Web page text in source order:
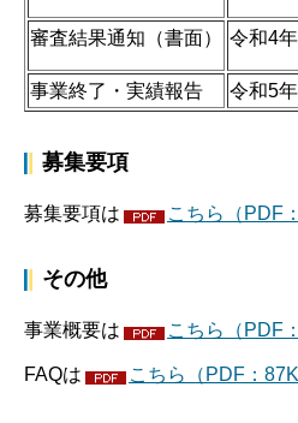
審査結果通知（書面） 令和4
事業終了・実績報告 令和5
募集要項
募集要項は こちら（PDF
その他
事業概要は こちら（PDF
FAQは こちら（PDF：